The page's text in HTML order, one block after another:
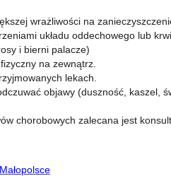
wrażliwości na
układu oddechowego lub
i bierni palacze)
na zewnątrz.
lekach.
objawy (duszność, kaszel,
chorobowych zalecana jest